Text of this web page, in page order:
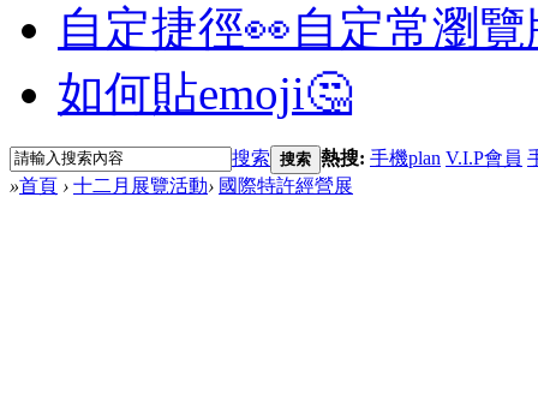
自定捷徑👀自定常瀏
如何貼emoji🤔
搜索 搜索 熱搜: 手機plan V.I.P會員
»首頁 › 十二月展覽活動› 國際特許經營展